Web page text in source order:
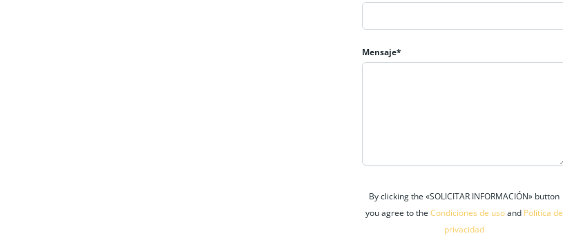
Mensaje*
By clicking the «SOLICITAR INFORMACIÓN» button
you agree to the Condiciones de usoand Política de
privacidad